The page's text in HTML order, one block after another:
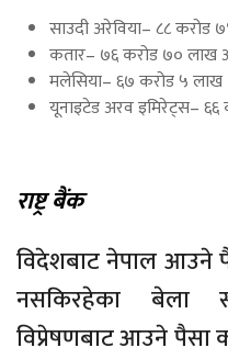
साउदी अरेविया– ८८
कतार– ७६ करोड ७० लाख
मलेसिया– ६७ करोड ५ लाख
यूनाइटेड अरव इमिरेट्स–
-
राष्ट्र बैंक
विदेशबाट नेपाल आउने
नसकिरहेका बेला
विप्रेषणबाट आउने पैसा